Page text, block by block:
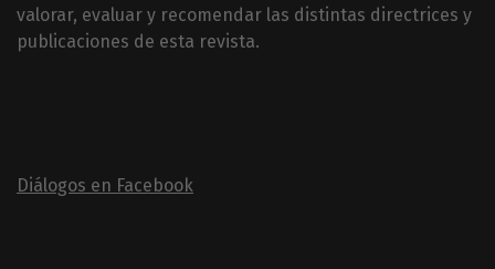
valorar, evaluar y recomendar las distintas directrices y
publicaciones de esta revista.
Diálogos en Facebook